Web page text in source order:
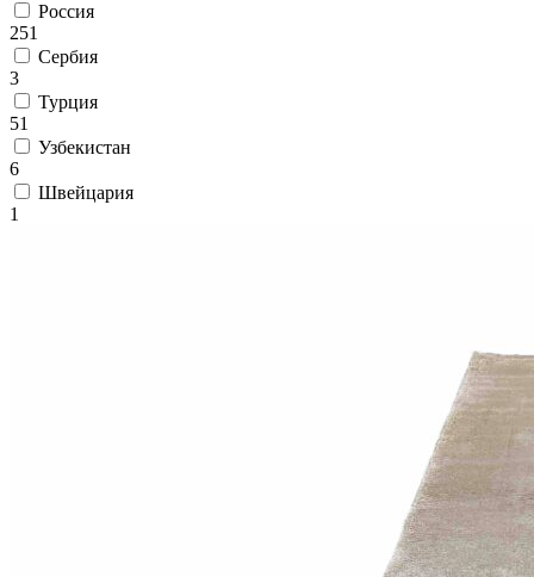
Россия
251
Сербия
3
Турция
51
Узбекистан
6
Швейцария
1